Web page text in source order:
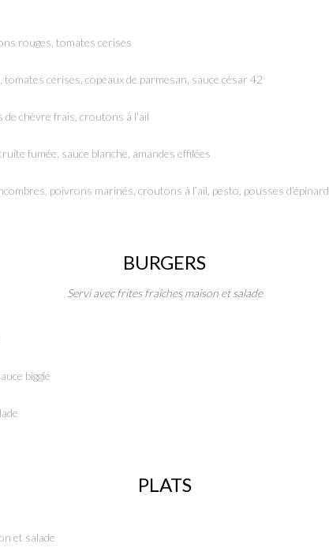
rouges, tomates cerises
cerises, copeaux de parmesan, sauce césar 42
de chèvre frais, croutons à l’ail
fumée, sauce blanche, amandes effilées
poivrons marinés, croutons à l’ail, pesto, pousses d’épinard
BURGERS
Servi avec frites fraîches maison et salade
biggie
PLATS
et salade